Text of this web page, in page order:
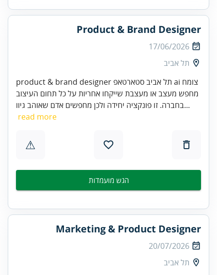
Product & Brand Designer
17/06/2026
תל אביב
product & brand designer תל אביב סטארטאפ ai צומח
מחפש מעצב או מעצבת שייקחו אחריות על כל תחום העיצוב
בחברה. זו פונקציה יחידה ולכן מחפשים אדם שאוהב גיוו...
read more
⚠
הגש מועמדות
Marketing & Product Designer
20/07/2026
תל אביב